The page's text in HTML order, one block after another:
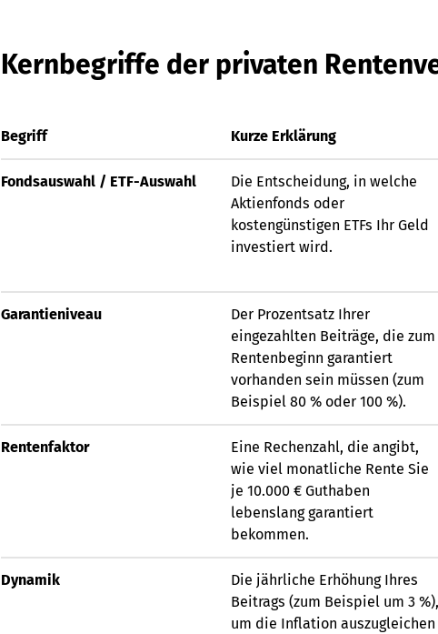
Kernbegriffe der privaten
Begriff Kurze Erklärung
Fondsauswahl / ETF-Auswahl
Die Entscheidung, in welche
Aktienfonds oder
kostengünstigen ETFs Ihr Geld
investiert wird.
Garantieniveau
Der Prozentsatz Ihrer
eingezahlten Beiträge, die zum
Rentenbeginn garantiert
vorhanden sein müssen (zum
Beispiel 80 % oder 100 %).
Rentenfaktor
Eine Rechenzahl, die angibt,
wie viel monatliche Rente Sie
je 10.000 € Guthaben
lebenslang garantiert
bekommen.
Dynamik
Die jährliche Erhöhung Ihres
Beitrags (zum Beispiel um 3 %),
um die Inflation auszugleichen